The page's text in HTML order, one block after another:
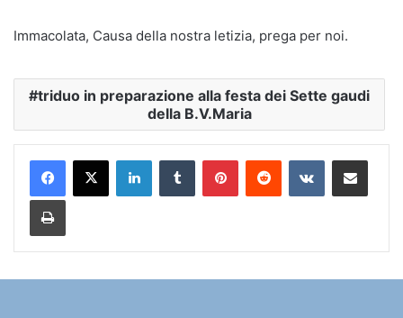
Immacolata, Causa della nostra letizia, prega per noi.
triduo in preparazione alla festa dei Sette gaudi
della B.V.Maria